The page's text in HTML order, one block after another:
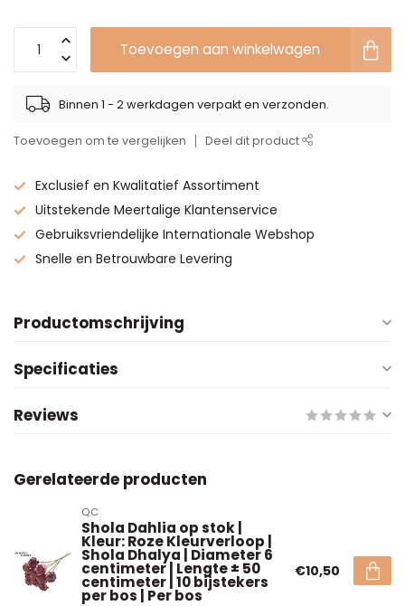
Toevoegen aan winkelwagen
Binnen 1 - 2 werkdagen verpakt en verzonden.
Toevoegen om te vergelijken Deel dit product
Exclusief en Kwalitatief Assortiment
Uitstekende Meertalige Klantenservice
Gebruiksvriendelijke Internationale Webshop
Snelle en Betrouwbare Levering
Productomschrijving
Specificaties
Reviews
Gerelateerde producten
QC
Shola Dahlia op stok |
Kleur: Roze Kleurverloop |
Shola Dhalya | Diameter 6
centimeter | Lengte ± 50
centimeter | 10 bijstekers
per bos | Per bos
€10,50